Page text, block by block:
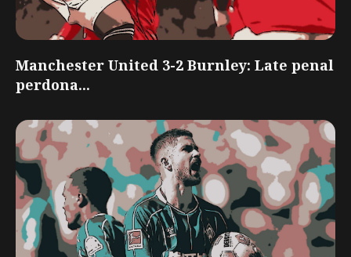
Manchester United 3-2 Burnley: Late penal
perdona...